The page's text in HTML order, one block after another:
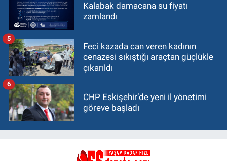
Kalabak damacana su fiyatı
zamlandı
Feci kazada can veren kadının
cenazesi sıkıştığı araçtan güçlükle
çıkarıldı
5
CHP Eskişehir’de yeni il yönetimi
göreve başladı
6